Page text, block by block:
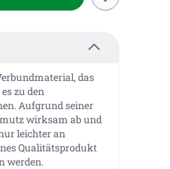
das
zu den
Aufgrund seiner
wirksam ab und
leichter an
Qualitätsprodukt
werden.